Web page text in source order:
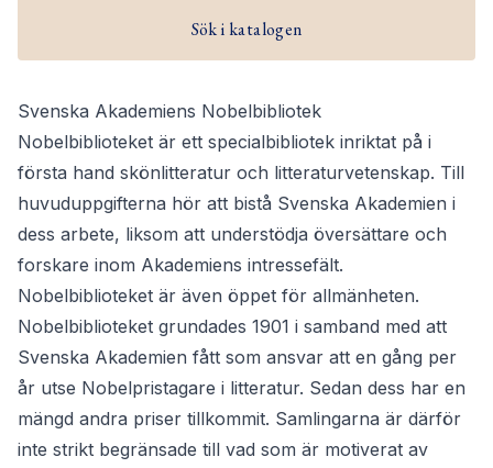
Sök i katalogen
Svenska Akademiens Nobelbibliotek
Nobelbiblioteket är ett specialbibliotek inriktat på i
första hand skönlitteratur och litteraturvetenskap. Till
huvuduppgifterna hör att bistå Svenska Akademien i
dess arbete, liksom att understödja översättare och
forskare inom Akademiens intressefält.
Nobelbiblioteket är även öppet för allmänheten.
Nobelbiblioteket grundades 1901 i samband med att
Svenska Akademien fått som ansvar att en gång per
år utse Nobelpristagare i litteratur. Sedan dess har en
mängd andra priser tillkommit. Samlingarna är därför
inte strikt begränsade till vad som är motiverat av